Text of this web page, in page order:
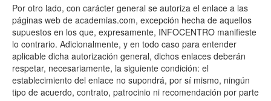
Por otro lado, con carácter general se autoriza el enlace a las
páginas web de academias.com, excepción hecha de aquellos
supuestos en los que, expresamente, INFOCENTRO manifieste
lo contrario. Adicionalmente, y en todo caso para entender
aplicable dicha autorización general, dichos enlaces deberán
respetar, necesariamente, la siguiente condición: el
establecimiento del enlace no supondrá, por sí mismo, ningún
tipo de acuerdo, contrato, patrocinio ni recomendación por parte